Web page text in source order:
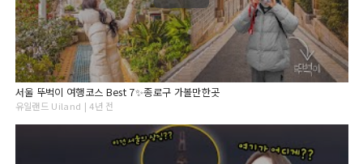
서울 뚜벅이 여행코스 Best 7✨종로구 가볼만한곳
유일랜드 Uiland | 4년 전